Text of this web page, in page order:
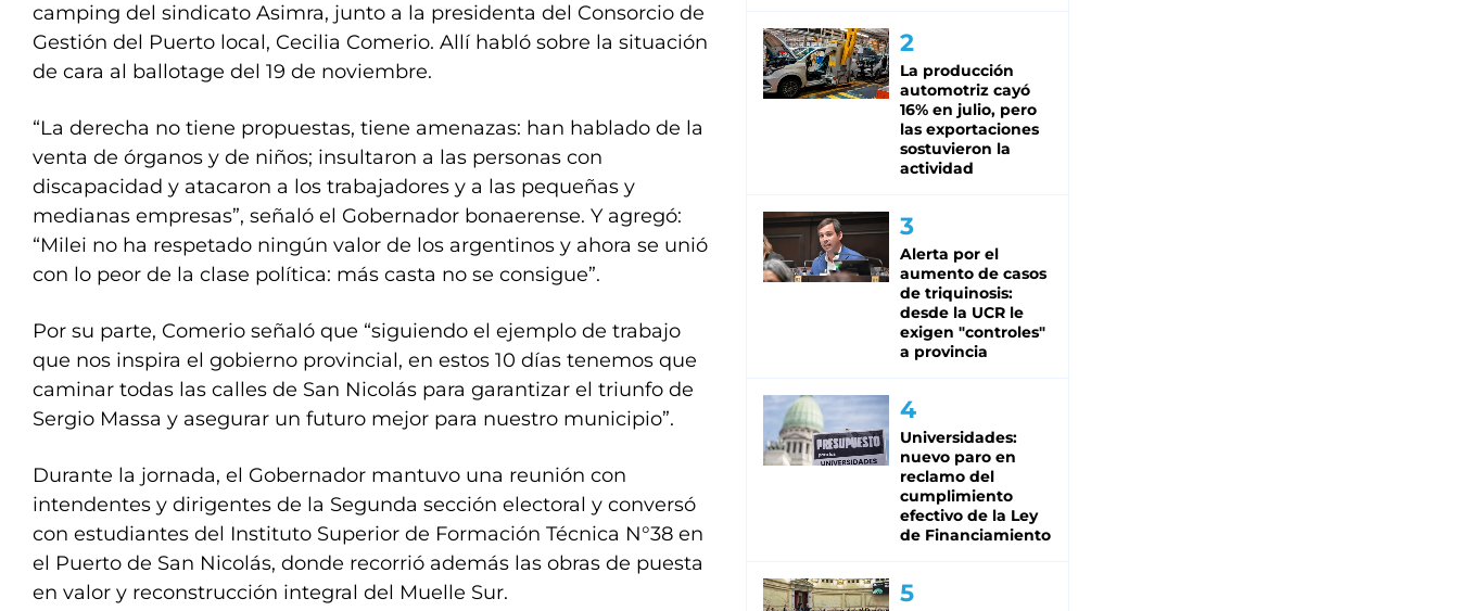
camping del sindicato Asimra, junto a la presidenta del Consorcio de
Gestión del Puerto local, Cecilia Comerio. Allí habló sobre la situación
de cara al ballotage del 19 de noviembre.
“La derecha no tiene propuestas, tiene amenazas: han hablado de la
venta de órganos y de niños; insultaron a las personas con
discapacidad y atacaron a los trabajadores y a las pequeñas y
medianas empresas”, señaló el Gobernador bonaerense. Y agregó:
“Milei no ha respetado ningún valor de los argentinos y ahora se unió
con lo peor de la clase política: más casta no se consigue”.
Por su parte, Comerio señaló que “siguiendo el ejemplo de trabajo
que nos inspira el gobierno provincial, en estos 10 días tenemos que
caminar todas las calles de San Nicolás para garantizar el triunfo de
Sergio Massa y asegurar un futuro mejor para nuestro municipio”.
Durante la jornada, el Gobernador mantuvo una reunión con
intendentes y dirigentes de la Segunda sección electoral y conversó
con estudiantes del Instituto Superior de Formación Técnica N°38 en
el Puerto de San Nicolás, donde recorrió además las obras de puesta
en valor y reconstrucción integral del Muelle Sur.
La producción
automotriz cayó
16% en julio, pero
las exportaciones
sostuvieron la
actividad
Alerta por el
aumento de casos
de triquinosis:
desde la UCR le
exigen "controles"
a provincia
Universidades:
nuevo paro en
reclamo del
cumplimiento
efectivo de la Ley
de Financiamiento